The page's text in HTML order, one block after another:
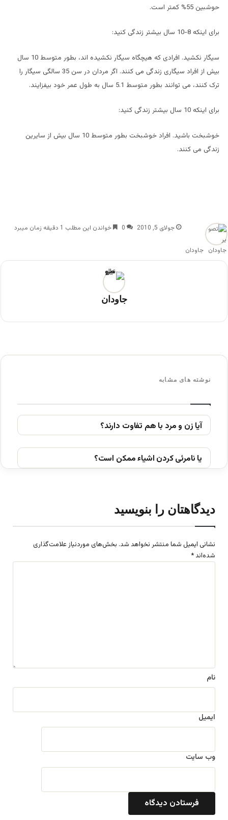
حوشبین 55% کمتر است.
برای اینکه 8-10 سال بیشتر زندگی کنید:
سیگار نکشید. افرادی که هیچگاه سیگار نکشیده اند، بطور متوسط 10 سال
بیش از افراد سیگاری زندگی می کنند. اگر مردان در سن 35 سالگی سیگار را
ترک کنند، می توانند بطور متوسط 5.1 سال به طول عمر خود بیفزایند.
برای اینکه 10 سال بیشتر زندگی کنید:
خوشبخت باشید. افراد خوشبخت بطور متوسط 10 سال بیش از سایرین
زندگی می کنند.
جاودان
جولای 5, 2010 0 خواندن این مطلب 1 دقیقه زمان میبرد
جاودان
نوشته های مشابه
آیا زن و مرد با هم تفاوت دارند؟
یا نامرئی کردن اشیاء ممکن است؟
دیدگاهتان را بنویسید
نشانی ایمیل شما منتشر نخواهد شد. بخش‌های موردنیاز علامت‌گذاری
شده‌اند *
نام
ایمیل
وب‌ سایت